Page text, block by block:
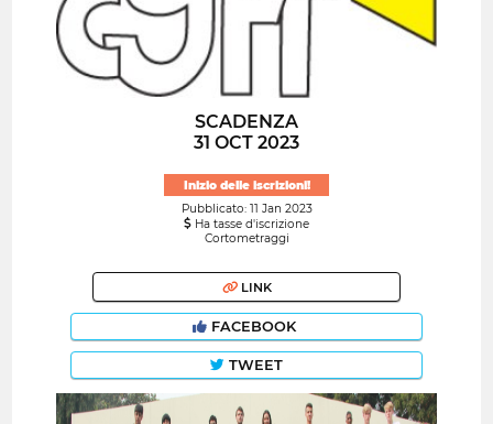
SCADENZA
31 OCT 2023
Inizio delle iscrizioni!
Pubblicato: 11 Jan 2023
Ha tasse d'iscrizione
Cortometraggi
LINK
FACEBOOK
TWEET